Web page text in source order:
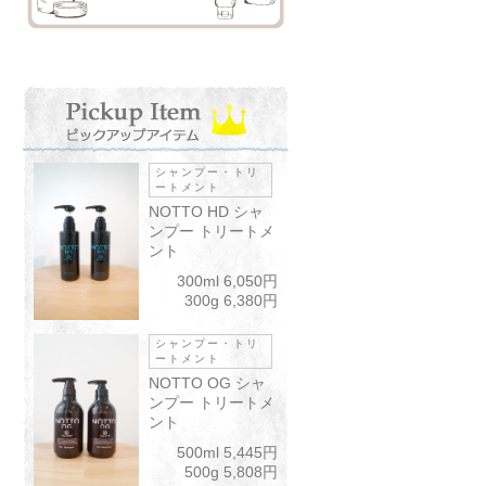
シャンプー・トリ
ートメント
NOTTO HD シャ
ンプー トリートメ
ント
300ml 6,050円
300g 6,380円
シャンプー・トリ
ートメント
NOTTO OG シャ
ンプー トリートメ
ント
500ml 5,445円
500g 5,808円